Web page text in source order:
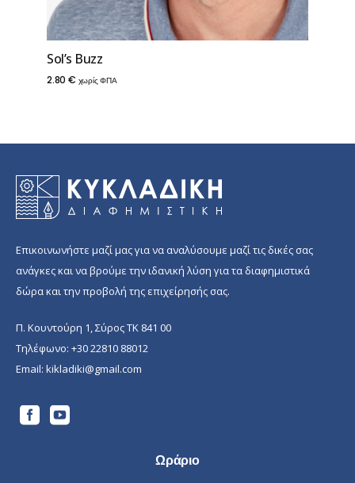
Sol’s Buzz
2.80 € χωρίς ΦΠΑ
Επικοινωνήστε μαζί μας για να αναλύσουμε μαζί τις δικές σας
ανάγκες και να βρούμε την ιδανική λύση για τα διαφημιστικά
δώρα και την προβολή της επιχείρησής σας.
Π. Κουντούρη 1, Σύρος ΤΚ 841 00
Τηλέφωνο: +30 22810 88012
Email: kikladiki@gmail.com
Ωράριο